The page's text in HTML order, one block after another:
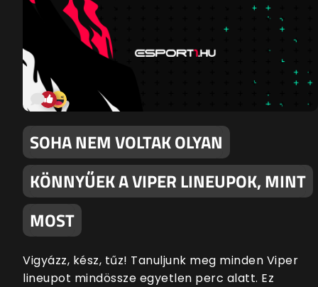
SOHA NEM VOLTAK OLYAN
KÖNNYŰEK A VIPER LINEUPOK, MINT
MOST
Vigyázz, kész, tűz! Tanuljunk meg minden Viper
lineupot mindössze egyetlen perc alatt. Ez